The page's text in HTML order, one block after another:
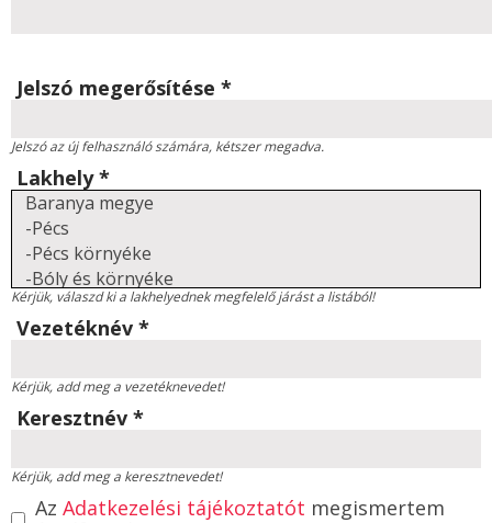
Jelszó megerősítése *
Jelszó az új felhasználó számára, kétszer megadva.
Lakhely*
Kérjük, válaszd ki a lakhelyednek megfelelő járást a listából!
Vezetéknév *
Kérjük, add meg a vezetéknevedet!
Keresztnév *
Kérjük, add meg a keresztnevedet!
Az Adatkezelési tájékoztatót megismertem